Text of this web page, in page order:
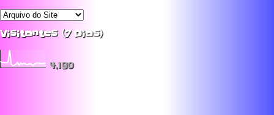
Visitantes (7 Dias)
4,190